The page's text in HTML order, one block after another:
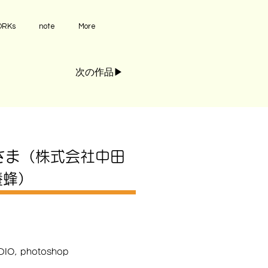
note More
次の作品▶︎
（株式会社中田
）
photoshop